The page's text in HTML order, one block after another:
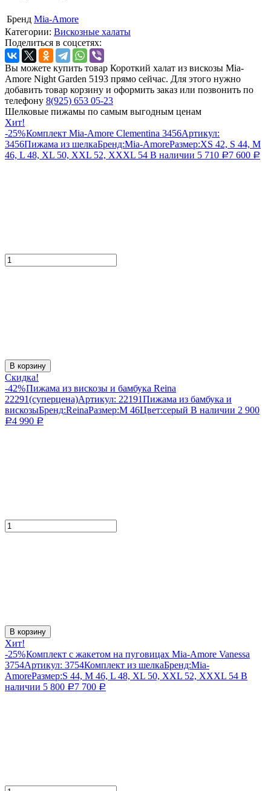
Бренд Mia-Amore
Категории: Вискозные халаты
Поделиться в соцсетях:
Вы можете купить товар Короткий халат из вискозы Mia-
Amore Night Garden 5193 прямо сейчас. Для этого нужно
добавить товар корзину и оформить заказ или позвонить по
телефону 8(925) 653 05-23
Шелковые пижамы по самым выгодным ценам
Хит!
-25%Комплект Mia-Amore Clementina 3456Артикул:
3456Пижама из шелкаБренд:Mia-AmoreРазмер:XS 42, S 44, M
46, L 48, XL 50, XXL 52, XXXL 54 В наличии 5 710 Р7 600 Р
В корзину
Скидка!
-42%Пижама из вискозы и бамбука Reina
22291(суперцена)Артикул: 22191Пижама из бамбука и
вискозыБренд:ReinaРазмер:M 46Цвет:серый В наличии 2 900
Р4 990 Р
В корзину
Хит!
-25%Комплект с жакетом на пуговицах Mia-Amore Vanessa
3754Артикул: 3754Комплект из шелкаБренд:Mia-
AmoreРазмер:S 44, M 46, L 48, XL 50, XXL 52, XXXL 54 В
наличии 5 800 Р7 700 Р